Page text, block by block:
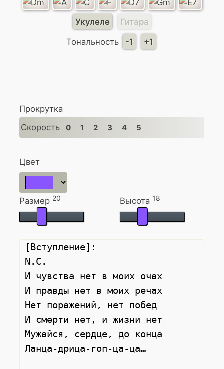
Укулеле
Гитара
Тональность
-1 +1
Прокрутка
Скорость
0 1 2 3 4 5
Цвет
Размер 20 Высота 18
[Вступление]:
N.C.
И чувства нет в моих очах
И правды нет в моих речах
Нет поражений, нет побед
И смерти нет, и жизни нет
Мужайся, сердце, до конца
Ланца-дрица-гоп-ца-ца…